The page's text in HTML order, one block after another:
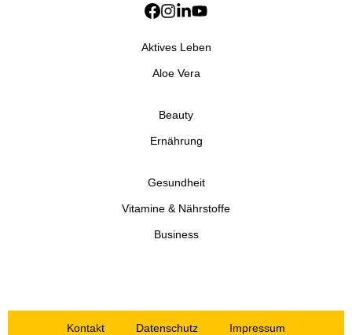
Aktives Leben
Aloe Vera
Beauty
Ernährung
Gesundheit
Vitamine & Nährstoffe
Business
Kontakt Datenschutz Impressum